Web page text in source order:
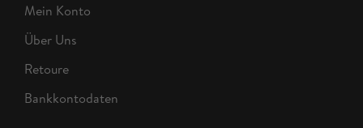
Mein Konto
Über Uns
Retoure
Bankkontodaten